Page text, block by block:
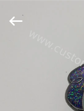
ПРОДУКТЫ
Rights
Reserved.